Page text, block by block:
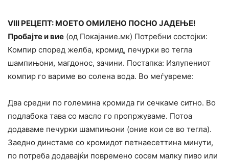
VIII РЕЦЕПТ: МОЕТО ОМИЛЕНО ПОСНО ЈАДЕЊЕ!
Пробајте и вие (од Покајание.мк) Потребни состојки:
Компир според желба, кромид, печурки во тегла
шампињони, магдонос, зачини. Постапка: Излупениот
компир го вариме во солена вода. Во меѓувреме:
Два средни по големина кромида ги сечкаме ситно. Во
подлабока тава со масло го пропржуваме. Потоа
додаваме печурки шампињони (оние кои се во тегла).
Заедно динстаме со кромидот петнаесеттина минути,
по потреба додавајќи повремено сосем малку пиво или